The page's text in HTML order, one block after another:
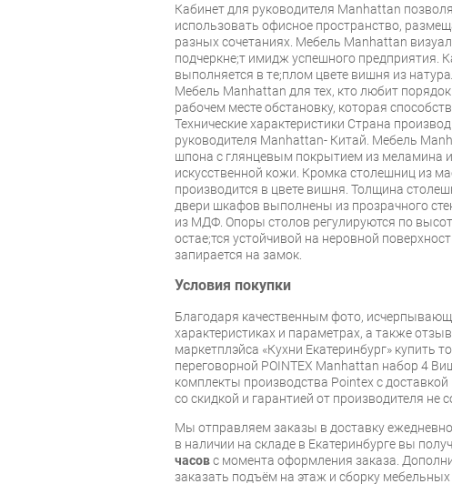
Кабинет для руководителя Manhattan
использовать офисное пространство,
разных сочетаниях. Мебель Manhattan
подчеркнe;т имидж успешного предприятия.
выполняется в тe;плом цвете вишня из
Мебель Manhattan для тех, кто любит порядок
рабочем месте обстановку, которая
Технические характеристики Страна
руководителя Manhattan- Китай. Мебель
шпона с глянцевым покрытием из меламина
искусственной кожи. Кромка столешниц из
производится в цвете вишня. Толщина
двери шкафов выполнены из прозрачного
из МДФ. Опоры столов регулируются по
остаe;тся устойчивой на неровной
запирается на замок.
Условия покупки
Благодаря качественным фото,
характеристиках и параметрах, а также
маркетплэйса «Кухни Екатеринбург» купить
переговорной POINTEX Manhattan набор 4
комплекты производства Pointex с доставкой
со скидкой и гарантией от производителя не
Мы отправляем заказы в доставку
в наличии на складе в Екатеринбурге вы
часовс момента оформления заказа.
заказать подъём на этаж и сборку мебельных